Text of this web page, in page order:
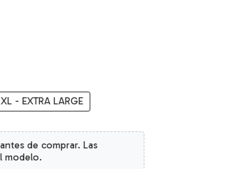
XL - EXTRA LARGE